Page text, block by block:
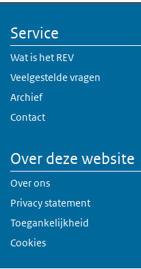
Service
Wat is het REV
Veelgestelde vragen
Archief
Contact
Over deze website
Over ons
Privacy statement
Toegankelijkheid
Cookies